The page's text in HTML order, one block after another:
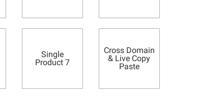
Single
Product 7
Cross Domain
& Live Copy
Paste